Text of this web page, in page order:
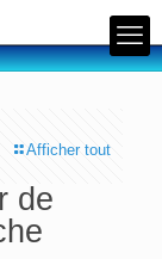
Afficher tout
de